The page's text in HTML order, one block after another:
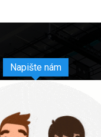
Napište nám